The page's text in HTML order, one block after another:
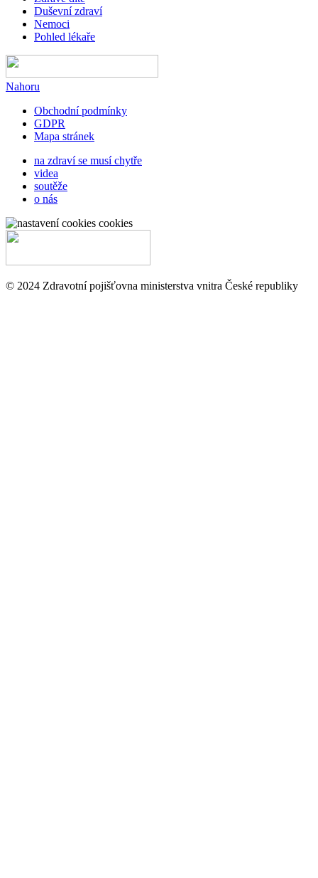
Duševní zdraví
Nemoci
Pohled lékaře
Nahoru
Obchodní podmínky
GDPR
Mapa stránek
na zdraví se musí chytře
videa
soutěže
o nás
cookies
© 2024 Zdravotní pojišťovna ministerstva vnitra České republiky